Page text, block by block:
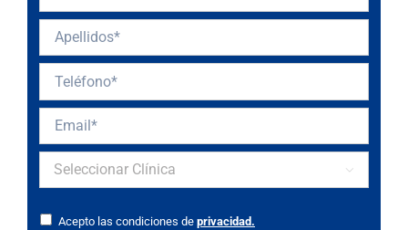

Acepto las condiciones de privacidad.